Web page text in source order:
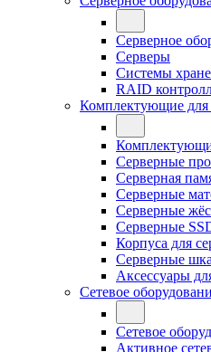
Серверное
Серверы
Системы
RAID
Комплектующие для
Серверные
Серверная
Серверные
Серверные
Серверные
Корпуса для
Серверные
Аксессуары
Сетевое
Сетевое
Активное